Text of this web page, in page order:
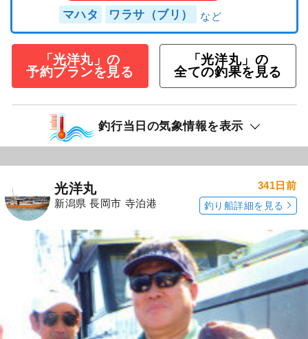
マハタ ワラサ（ブリ）
「光洋丸」の
予約プランを見る
「光洋丸」の
全ての釣果を見る
釣行当日の気象情報を表示
光洋丸
新潟県 長岡市 寺泊港
341日前
釣り船詳細を見る